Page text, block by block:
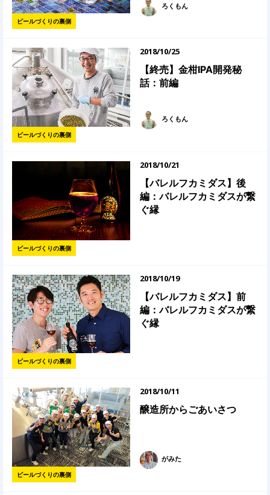
ビールづくりの裏側
ろくもん
ビールづくりの裏側
2018/10/25
【終売】金柑IPA開発秘
話：前編
ろくもん
ビールづくりの裏側
2018/10/21
【バレルフカミダス】後
編：バレルフカミダスが繋
ぐ縁
ビールづくりの裏側
2018/10/19
【バレルフカミダス】前
編：バレルフカミダスが繋
ぐ縁
ビールづくりの裏側
2018/10/11
醸造所からごあいさつ
がみた